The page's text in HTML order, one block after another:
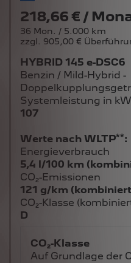
218,66 € /
36 Mon. / 5.000 km
zzgl. 905,00 €
HYBRID 145 e-DSC6
Benzin / Mild-Hybrid -
Systemleistung in kW
107
Werte nach WLTP**:
Energieverbrauch
5,4 l/100 km
CO₂-Emissionen
121 g/km
CO₂-Klasse
D
CO₂-Klasse
Auf Grundlage der